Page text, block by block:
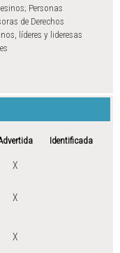
Personas
de Derechos
líderes y lideresas
Identificada
X
X
X